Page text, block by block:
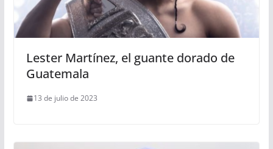
Lester Martínez, el guante dorado de
Guatemala
13 de julio de 2023